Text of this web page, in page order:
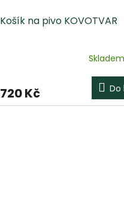
Košík na pivo KOVOTVAR
Skladem
720 Kč Do